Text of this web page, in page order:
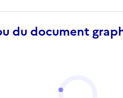
du document